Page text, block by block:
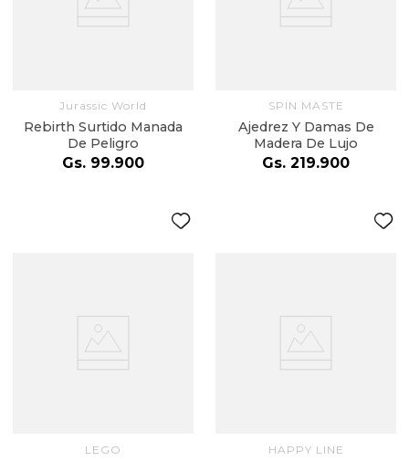
Jurassic World
Rebirth Surtido Manada
De Peligro
Gs. 99.900
SPIN MASTE
Ajedrez Y Damas De
Madera De Lujo
Gs. 219.900
LEGO HAPPY LINE